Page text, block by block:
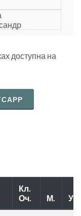
доступна на
Кл.
Оч.
М. Уч.